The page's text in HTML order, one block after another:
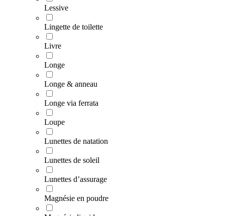
Lessive
Lingette de toilette
Livre
Longe
Longe & anneau
Longe via ferrata
Loupe
Lunettes de natation
Lunettes de soleil
Lunettes d’assurage
Magnésie en poudre